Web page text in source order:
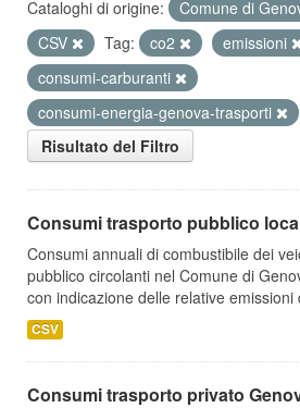
Cataloghi di origine:
Comune di
CSV
Tag: co2
emissioni
consumi-carburanti
consumi-energia-genova-trasporti
Risultato del Filtro
Consumi trasporto pubblico
Consumi annuali di combustibile dei
pubblico circolanti nel Comune di
con indicazione delle relative emissioni
CSV
Consumi trasporto privato